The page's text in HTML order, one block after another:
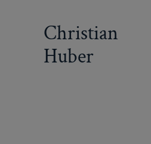
Christian
Huber